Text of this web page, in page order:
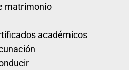
matrimonio
académicos